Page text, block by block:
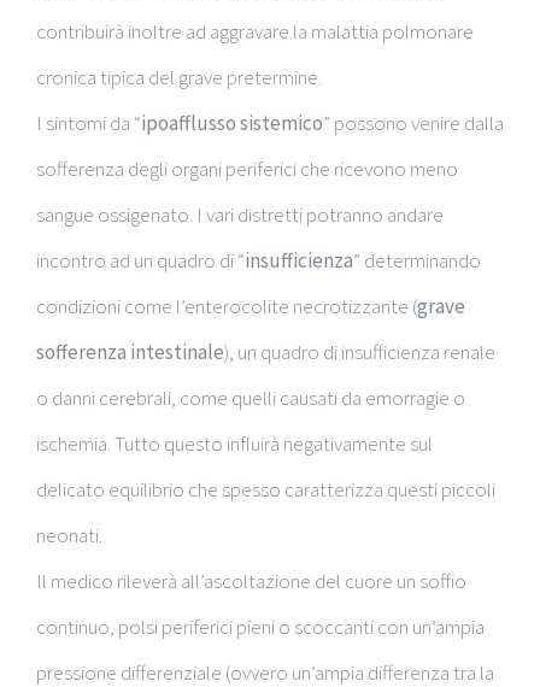
contribuirà inoltre ad aggravare la malattia polmonare
cronica tipica del grave pretermine.
I sintomi da “ipoafflusso sistemico” possono venire dalla
sofferenza degli organi periferici che ricevono meno
sangue ossigenato. I vari distretti potranno andare
incontro ad un quadro di “insufficienza” determinando
condizioni come l’enterocolite necrotizzante (grave
sofferenza intestinale), un quadro di insufficienza renale
o danni cerebrali, come quelli causati da emorragie o
ischemia. Tutto questo influirà negativamente sul
delicato equilibrio che spesso caratterizza questi piccoli
neonati.
Il medico rileverà all’ascoltazione del cuore un soffio
continuo, polsi periferici pieni o scoccanti con un’ampia
pressione differenziale (ovvero un’ampia differenza tra la